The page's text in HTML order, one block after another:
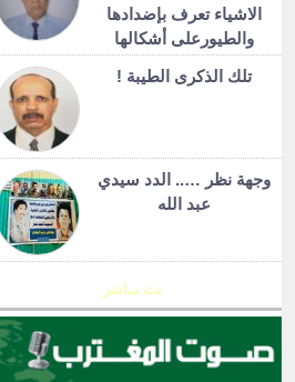
الاشياء تعرف بإضدادها
والطيورعلى أشكالها
تلك الذكرى الطيبة !
وجهة نظر ….. الدد سيدي
عبد الله
بث مباشر